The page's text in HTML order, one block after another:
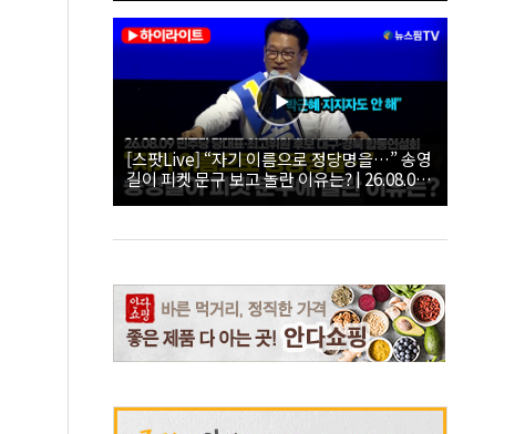
보 대구·경북 합동연설회
[스팟Live] “자기 이름으로 정당명을…” 송영
길이 피켓 문구 보고 놀란 이유는? | 26.08.09
더불어민주당 당대표·최고위원 후보 대구·경